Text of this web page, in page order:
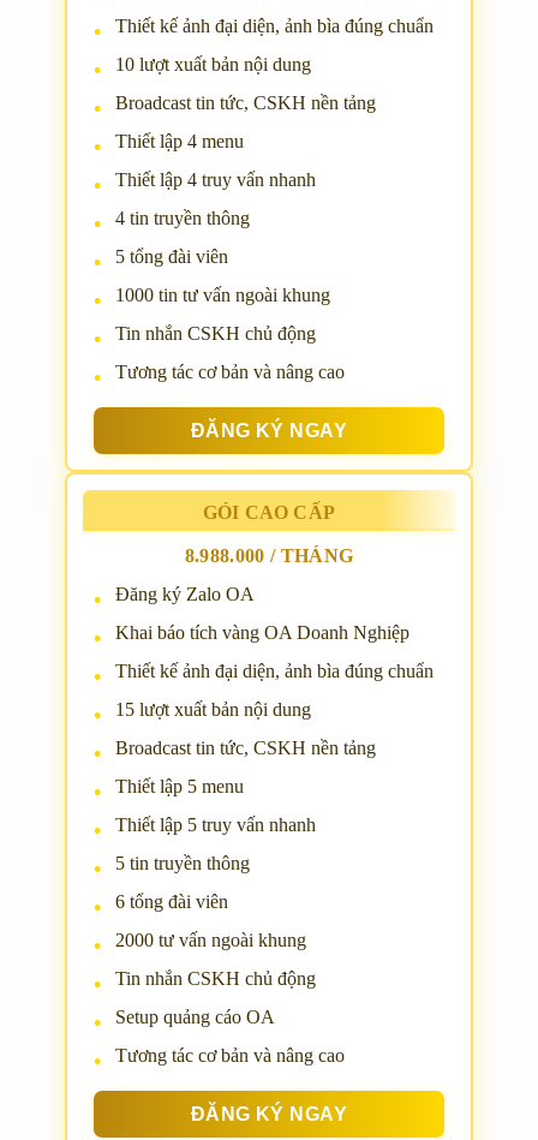
Thiết kế ảnh đại diện, ảnh bìa đúng chuẩn
10 lượt xuất bản nội dung
Broadcast tin tức, CSKH nền tảng
Thiết lập 4 menu
Thiết lập 4 truy vấn nhanh
4 tin truyền thông
5 tổng đài viên
1000 tin tư vấn ngoài khung
Tin nhắn CSKH chủ động
Tương tác cơ bản và nâng cao
ĐĂNG KÝ NGAY
GÓI CAO CẤP
8.988.000 / THÁNG
Đăng ký Zalo OA
Khai báo tích vàng OA Doanh Nghiệp
Thiết kế ảnh đại diện, ảnh bìa đúng chuẩn
15 lượt xuất bản nội dung
Broadcast tin tức, CSKH nền tảng
Thiết lập 5 menu
Thiết lập 5 truy vấn nhanh
5 tin truyền thông
6 tổng đài viên
2000 tư vấn ngoài khung
Tin nhắn CSKH chủ động
Setup quảng cáo OA
Tương tác cơ bản và nâng cao
ĐĂNG KÝ NGAY